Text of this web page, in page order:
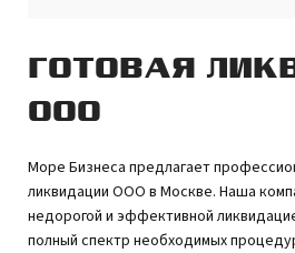
ГОТОВАЯ
ООО
Море Бизнеса предлагает
ликвидации ООО в Москве. Наша
недорогой и эффективной
полный спектр необходимых